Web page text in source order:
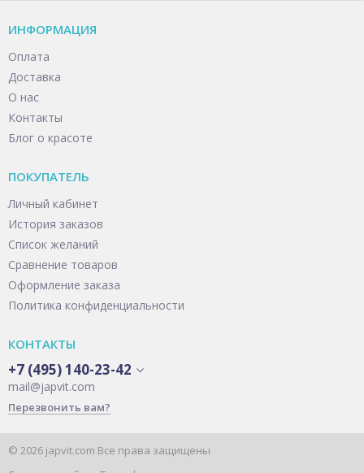
ИНФОРМАЦИЯ
Оплата
Доставка
О нас
Контакты
Блог о красоте
ПОКУПАТЕЛЬ
Личный кабинет
История заказов
Список желаний
Сравнение товаров
Оформление заказа
Политика конфиденциальности
КОНТАКТЫ
+7 (495) 140-23-42
mail@japvit.com
Перезвонить вам?
© 2026 japvit.com Все права защищены